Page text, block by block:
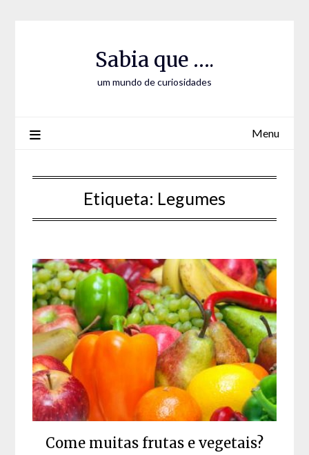
Sabia que ….
um mundo de curiosidades
Menu
Etiqueta: Legumes
Come muitas frutas e vegetais?